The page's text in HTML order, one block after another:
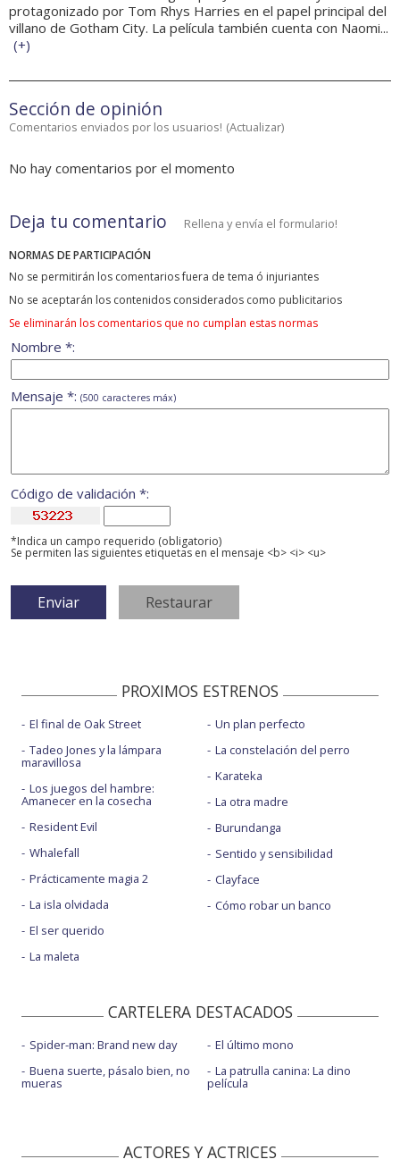
protagonizado por Tom Rhys Harries en el papel principal del
villano de Gotham City. La película también cuenta con Naomi...
(+)
Sección de opinión
Comentarios enviados por los usuarios! (Actualizar)
No hay comentarios por el momento
Deja tu comentario Rellena y envía el formulario!
NORMAS DE PARTICIPACIÓN
No se permitirán los comentarios fuera de tema ó injuriantes
No se aceptarán los contenidos considerados como publicitarios
Se eliminarán los comentarios que no cumplan estas normas
Nombre *:
Mensaje *: (500 caracteres máx)
Código de validación *:
*Indica un campo requerido (obligatorio)
Se permiten las siguientes etiquetas en el mensaje <b> <i> <u>
PROXIMOS ESTRENOS
El final de Oak Street
Tadeo Jones y la lámpara
maravillosa
Los juegos del hambre:
Amanecer en la cosecha
Resident Evil
Whalefall
Prácticamente magia 2
La isla olvidada
El ser querido
La maleta
Un plan perfecto
La constelación del perro
Karateka
La otra madre
Burundanga
Sentido y sensibilidad
Clayface
Cómo robar un banco
CARTELERA DESTACADOS
Spider-man: Brand new day
Buena suerte, pásalo bien, no
mueras
El último mono
La patrulla canina: La dino
película
ACTORES Y ACTRICES